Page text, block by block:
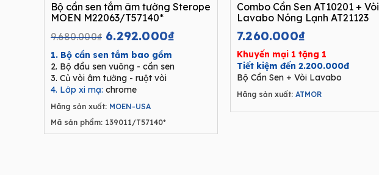
Bộ cần sen tắm âm tường Sterope
MOEN M22063/T57140*
9.680.000₫ Original
price
was:
9.680.000₫.
6.292.000₫Current
6.292.000₫.
1. Bộ cần sen tắm bao gồm
2. Bộ đầu sen vuông - cần sen
3. Củ vòi âm tường - ruột vòi
4. Lớp xi mạ: chrome
Hãng sản xuất: MOEN-USA
Mã sản phẩm: 139011/T57140*
Combo Cần Sen AT10201 + Vòi
Lavabo Nóng Lạnh AT21123
7.260.000₫
Khuyến mại 1 tặng 1
Tiết kiệm đến 2.200.000đ
Bộ Cần Sen + Vòi Lavabo
Hãng sản xuất: ATMOR